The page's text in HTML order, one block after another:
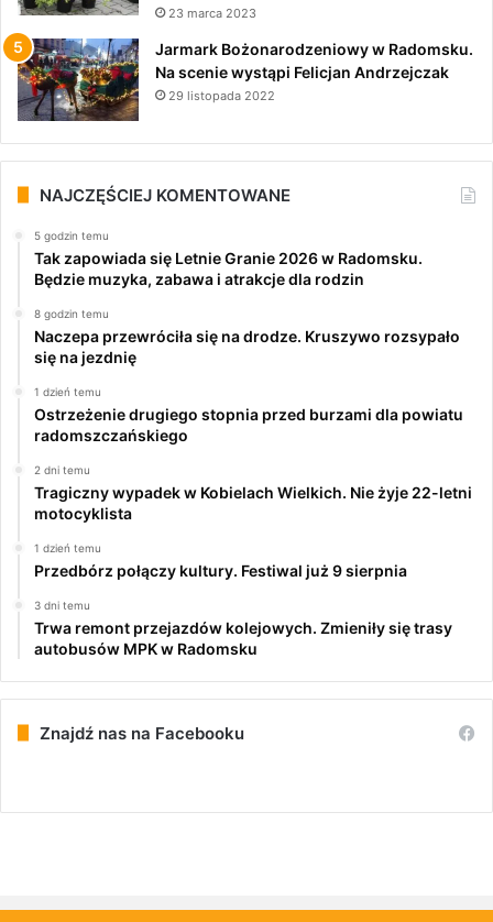
23 marca 2023
Jarmark Bożonarodzeniowy w Radomsku.
Na scenie wystąpi Felicjan Andrzejczak
29 listopada 2022
NAJCZĘŚCIEJ KOMENTOWANE
5 godzin temu
Tak zapowiada się Letnie Granie 2026 w Radomsku.
Będzie muzyka, zabawa i atrakcje dla rodzin
8 godzin temu
Naczepa przewróciła się na drodze. Kruszywo rozsypało
się na jezdnię
1 dzień temu
Ostrzeżenie drugiego stopnia przed burzami dla powiatu
radomszczańskiego
2 dni temu
Tragiczny wypadek w Kobielach Wielkich. Nie żyje 22-letni
motocyklista
1 dzień temu
Przedbórz połączy kultury. Festiwal już 9 sierpnia
3 dni temu
Trwa remont przejazdów kolejowych. Zmieniły się trasy
autobusów MPK w Radomsku
Znajdź nas na Facebooku